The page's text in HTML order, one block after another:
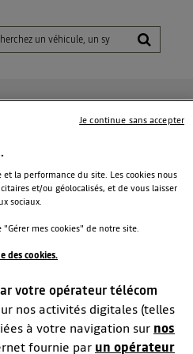
la performance du site. Les cookies nous
et/ou géolocalisés, et de vous laisser
sociaux.
mes cookies" de notre site.
des cookies.
votre opérateur télécom
nos activités digitales (telles
à votre navigation sur nos
fournie par un opérateur
Je continue sans accepter